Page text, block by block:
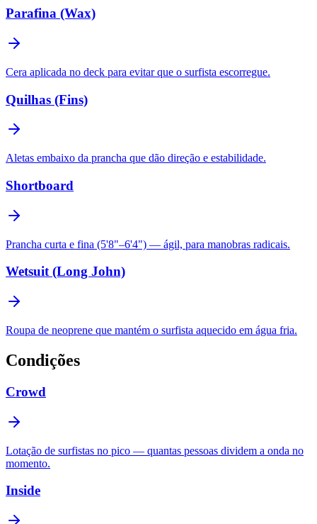
Parafina (Wax)
Cera aplicada no deck para evitar que o surfista escorregue.
Quilhas (Fins)
Aletas embaixo da prancha que dão direção e estabilidade.
Shortboard
Prancha curta e fina (5'8"–6'4") — ágil, para manobras radicais.
Wetsuit (Long John)
Roupa de neoprene que mantém o surfista aquecido em água fria.
Condições
Crowd
Lotação de surfistas no pico — quantas pessoas dividem a onda no
momento.
Inside